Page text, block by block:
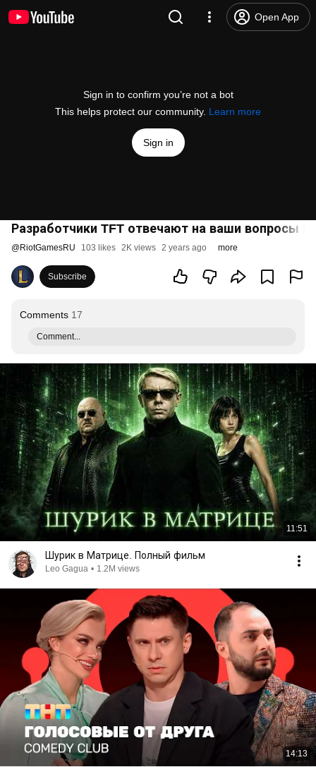
Open App
Sign in to confirm you’re not a bot
This helps protect our community. Learn more
Sign in
Разработчики TFT отвечают на ваши вопросы |
@RiotGamesRU 103 likes 2K views 2 years ago more
Subscribe
Comments 17
Comment...
11:51
Шурик в Матрице. Полный фильм
Leo Gagua • 1.2M views
14:13